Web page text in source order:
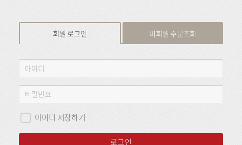
회원 로그인 비회원 주문조회
회
로
그
인
아
디비
번
호
아이디 저장하기
로그인